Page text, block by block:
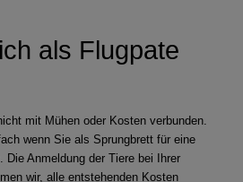
als Flugpate
mit Mühen oder Kosten verbunden.
wenn Sie als Sprungbrett für eine
Die Anmeldung der Tiere bei Ihrer
wir, alle entstehenden Kosten